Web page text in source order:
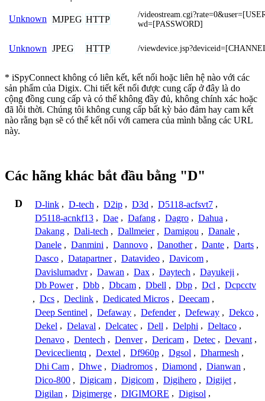
Unknown MJPEG HTTP
/
wd=[PASSWORD]
Unknown JPEG HTTP /
* iSpyConnect không có liên kết, kết nối hoặc liên hệ nào với các
sản phẩm của Digix. Chi tiết kết nối được cung cấp ở đây là do
cộng đồng cung cấp và có thể không đầy đủ, không chính xác hoặc
đã lỗi thời. Chúng tôi không cung cấp bất kỳ bảo đảm hay cam kết
nào rằng bạn sẽ có thể kết nối với camera của mình bằng các URL
này.
Các hãng khác bắt đầu bằng "D"
D D-link , D-tech , D2ip , D3d , D5118-acfsvt7 ,
D5118-acnkf13 , Dae , Dafang , Dagro , Dahua ,
Dakang , Dali-tech , Dallmeier , Damigou , Danale ,
Danele , Danmini , Dannovo , Danother , Dante , Darts ,
Dasco , Datapartner , Datavideo , Davicom ,
Davislumadvr , Dawan , Dax , Daytech , Dayukeji ,
Db Power , Dbb , Dbcam , Dbell , Dbp , Dcl , Dcpcctv
, Dcs , Declink , Dedicated Micros , Deecam ,
Deep Sentinel , Defaway , Defender , Defeway , Dekco ,
Dekel , Delaval , Delcatec , Dell , Delphi , Deltaco ,
Denavo , Dentech , Denver , Dericam , Detec , Devant ,
Deviceclientq , Dextel , Df960p , Dgsol , Dharmesh ,
Dhi Cam , Dhwe , Diadromos , Diamond , Dianwan ,
Dico-800 , Digicam , Digicom , Digihero , Digijet ,
Digilan , Digimerge , DIGIMORE , Digisol ,